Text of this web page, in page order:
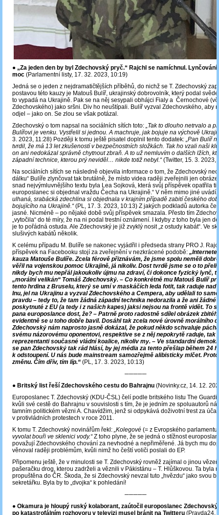
● „Za jeden den by byl Zdechovský pryč.“ Rajchl se namíchnul. Lynčování
moc (Parlamentní listy, 17. 32. 2023, 10:19)
Jedná se o jeden z nejdramatičtějších příběhů, do nichž se T. Zdechovský
postavou této kauzy je Matouš Bulíř, ukrajinský dobrovolník, který podal
to vypadá na Ukrajině. Pak se na něj sesypali obhájci Fialy a Černochové
Zdechovského) jako sršni. Div ho neuštípali. Bulíř vyzval Zdechovského, aby
odjel – jako on. Se zlou se však potázal.
Zdechovský o tom napsal na sociálních sítích toto: „Tak to dlouho netrvalo a
Bulířovi je venku. Vystřelil si jednou. A machruje, jak bojuje na výchově
3. 2023, 11:28) Později k tomu ještě pisatel doplnil tento dodatek: „Pan Bulíř
tvrdil, že má 13 let zkušeností v bezpečnostních složkách. Tak ho vzali naši
on ani nedokázal správně chytnout zbraň. A to už nemluvím o dalších lžích,
západní technice, kterou prý neviděl… nikde totiž nebyl.“(Twitter, 15. 3. 2023,
Na sociálních sítích se následně objevila informace o tom, že Zdechovský
dálku“ Bulíře zlynčovat tak brutálně, že místo videa raději zveřejnili jen
snad nejvýmluvnějšího textu byla Lea Sojková, která svůj příspěvek opatřila
europoslanec si objednal vraždu Čecha na Ukrajině.“ V něm mimo jiné uvádí:
ulhaná, srabácká zdechlina si objednala v krajním případě zabití českého
bojujícího na Ukrajině.“(PL, 17. 3. 2023, 10:13) Z jakých podkladů autorka
jasné. Nicméně – po nějaké době svůj příspěvek smazala. Přesto tím
„vytočila“ do té míry, že na ni podal trestní oznámení. I kdyby z toho byla jen
je to pořádná ostuda. Ale Zdechovský je již zvyklý nosit „z ostudy kabát“. Ve
slušivých kabátů několik.
K celému případu M. Bulíře se nakonec vyjádřil i předseda strany PRO J.
příspěvek na Facebooku stojí za zveřejnění v nezkrácené podobě:
kauza Matouše Bulíře. Zcela férově přiznávám, že jsme spolu neměli
věřil na vojenskou pomoc Ukrajině, já nikoliv. Dost tvrdě jsme se o to
nikdy bych mu nepřál jakoukoliv újmu na zdraví, či dokonce fyzický lynč,
„morální velikán“ Tomáš Zdechovský. – Co konkrétně mu Matouš Bulíř
tento hrdina z Bruselu, který se umí v maskáčích leda fotit, tak raduje nad
Inu, jel na Ukrajinu a vyzval Zdechovského a Cempera, aby udělali to
pravdu – tedy to, že tam žádná západní technika nedorazila a že ani žádné
poskytnuté z EU (a tedy i z našich kapes) jaksi nejsou na frontě vidět. To
pana europoslance dost, že? – Patrně proto radostně sdílel obrázek
evidentně se u toho dobře bavil. Dosáhl tak zcela nové úrovně morálního
Zdechovský nám naprosto jasně dokázal, že pokud někdo schvaluje
svému názorovému oponentovi, respektive se z něj nepokrytě raduje, tak
reprezentanti současné vládní koalice, nikoliv my. – Ve standardní
se pan Zdechovský tak rád hlásí, by jej média za tento přešlap během 24
k odstoupení. U nás bude mainstream samozřejmě alibisticky mlčet.
změnu. Čím dřív, tím líp.“ (PL, 17. 3. 2023, 10:13)
─────
● Britský list řeší Zdechovského cestu do Bahrajnu (Novinky.cz, 14. 12.
Europoslanec T. Zdechovský (KDU-ČSL) čelí podle britského listu The
kvůli své cestě do Bahrajnu v souvislosti s tím, že je jedním ze spoluautorů
tamním politickém vězni A. Chavídžim, jenž si odpykává doživotní trest za
v protivládních protestech v roce 2011.
K tomu T. Zdechovský novinářům řekl: „Kolegové (= z Evropského
vyvolat bouři ve sklenici vody.“Z toho plyne, že se jedná o stížnost
považují Zdechovského chování za nevhodné a nepřiměřené. Já bych mu
věnoval raději problémům, kvůli nimž ho čeští voliči poslali do EP.
Připomenu ještě, že v minulosti se T. Zdechovský rovněž zajímal o jinou
pašeračku drog, kterou zadrželi a věznili v Pákistánu – T. Hlůškovou. Ta byla
propuštěna do ČR. Škoda, že si Zdechovský nevzal tuto „hvězdu“ jako svou
sekretářku. Byla by to „dvojka“ k pohledání!
─────
● Okamura je hloupý ruský kolaborant, zaútočil europoslanec
po katastrofálním rozhovoru v televizi musel bránit na Twitteru (Pravda24,